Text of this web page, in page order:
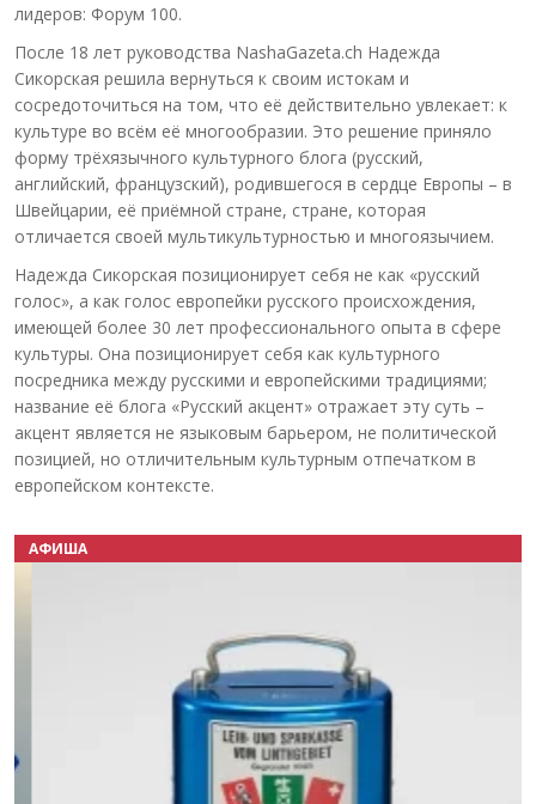
лидеров: Форум 100.
После 18 лет руководства NashaGazeta.ch Надежда
Сикорская решила вернуться к своим истокам и
сосредоточиться на том, что её действительно увлекает: к
культуре во всём её многообразии. Это решение приняло
форму трёхязычного культурного блога (русский,
английский, французский), родившегося в сердце Европы – в
Швейцарии, её приёмной стране, стране, которая
отличается своей мультикультурностью и многоязычием.
Надежда Сикорская позиционирует себя не как «русский
голос», а как голос европейки русского происхождения,
имеющей более 30 лет профессионального опыта в сфере
культуры. Она позиционирует себя как культурного
посредника между русскими и европейскими традициями;
название её блога «Русский акцент» отражает эту суть –
акцент является не языковым барьером, не политической
позицией, но отличительным культурным отпечатком в
европейском контексте.
АФИША